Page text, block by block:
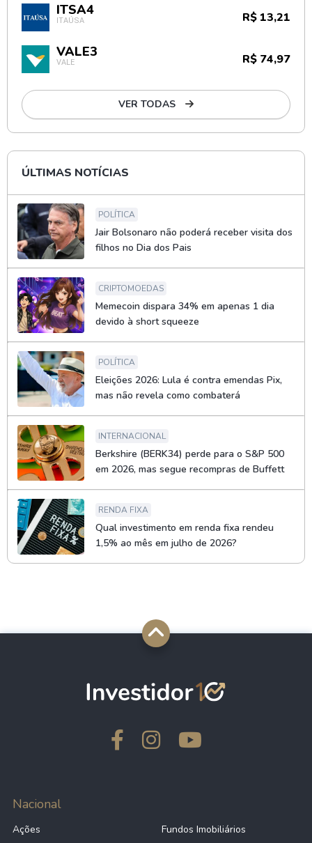
ITSA4
ITAÚSA R$ 13,21
VALE3
VALE R$ 74,97
VER TODAS
ÚLTIMAS NOTÍCIAS
POLÍTICA
Jair Bolsonaro não poderá receber visita dos
filhos no Dia dos Pais
CRIPTOMOEDAS
Memecoin dispara 34% em apenas 1 dia
devido à short squeeze
POLÍTICA
Eleições 2026: Lula é contra emendas Pix,
mas não revela como combaterá
INTERNACIONAL
Berkshire (BERK34) perde para o S&P 500
em 2026, mas segue recompras de Buffett
RENDA FIXA
Qual investimento em renda fixa rendeu
1,5% ao mês em julho de 2026?
Nacional
Ações
Fundos Imobiliários